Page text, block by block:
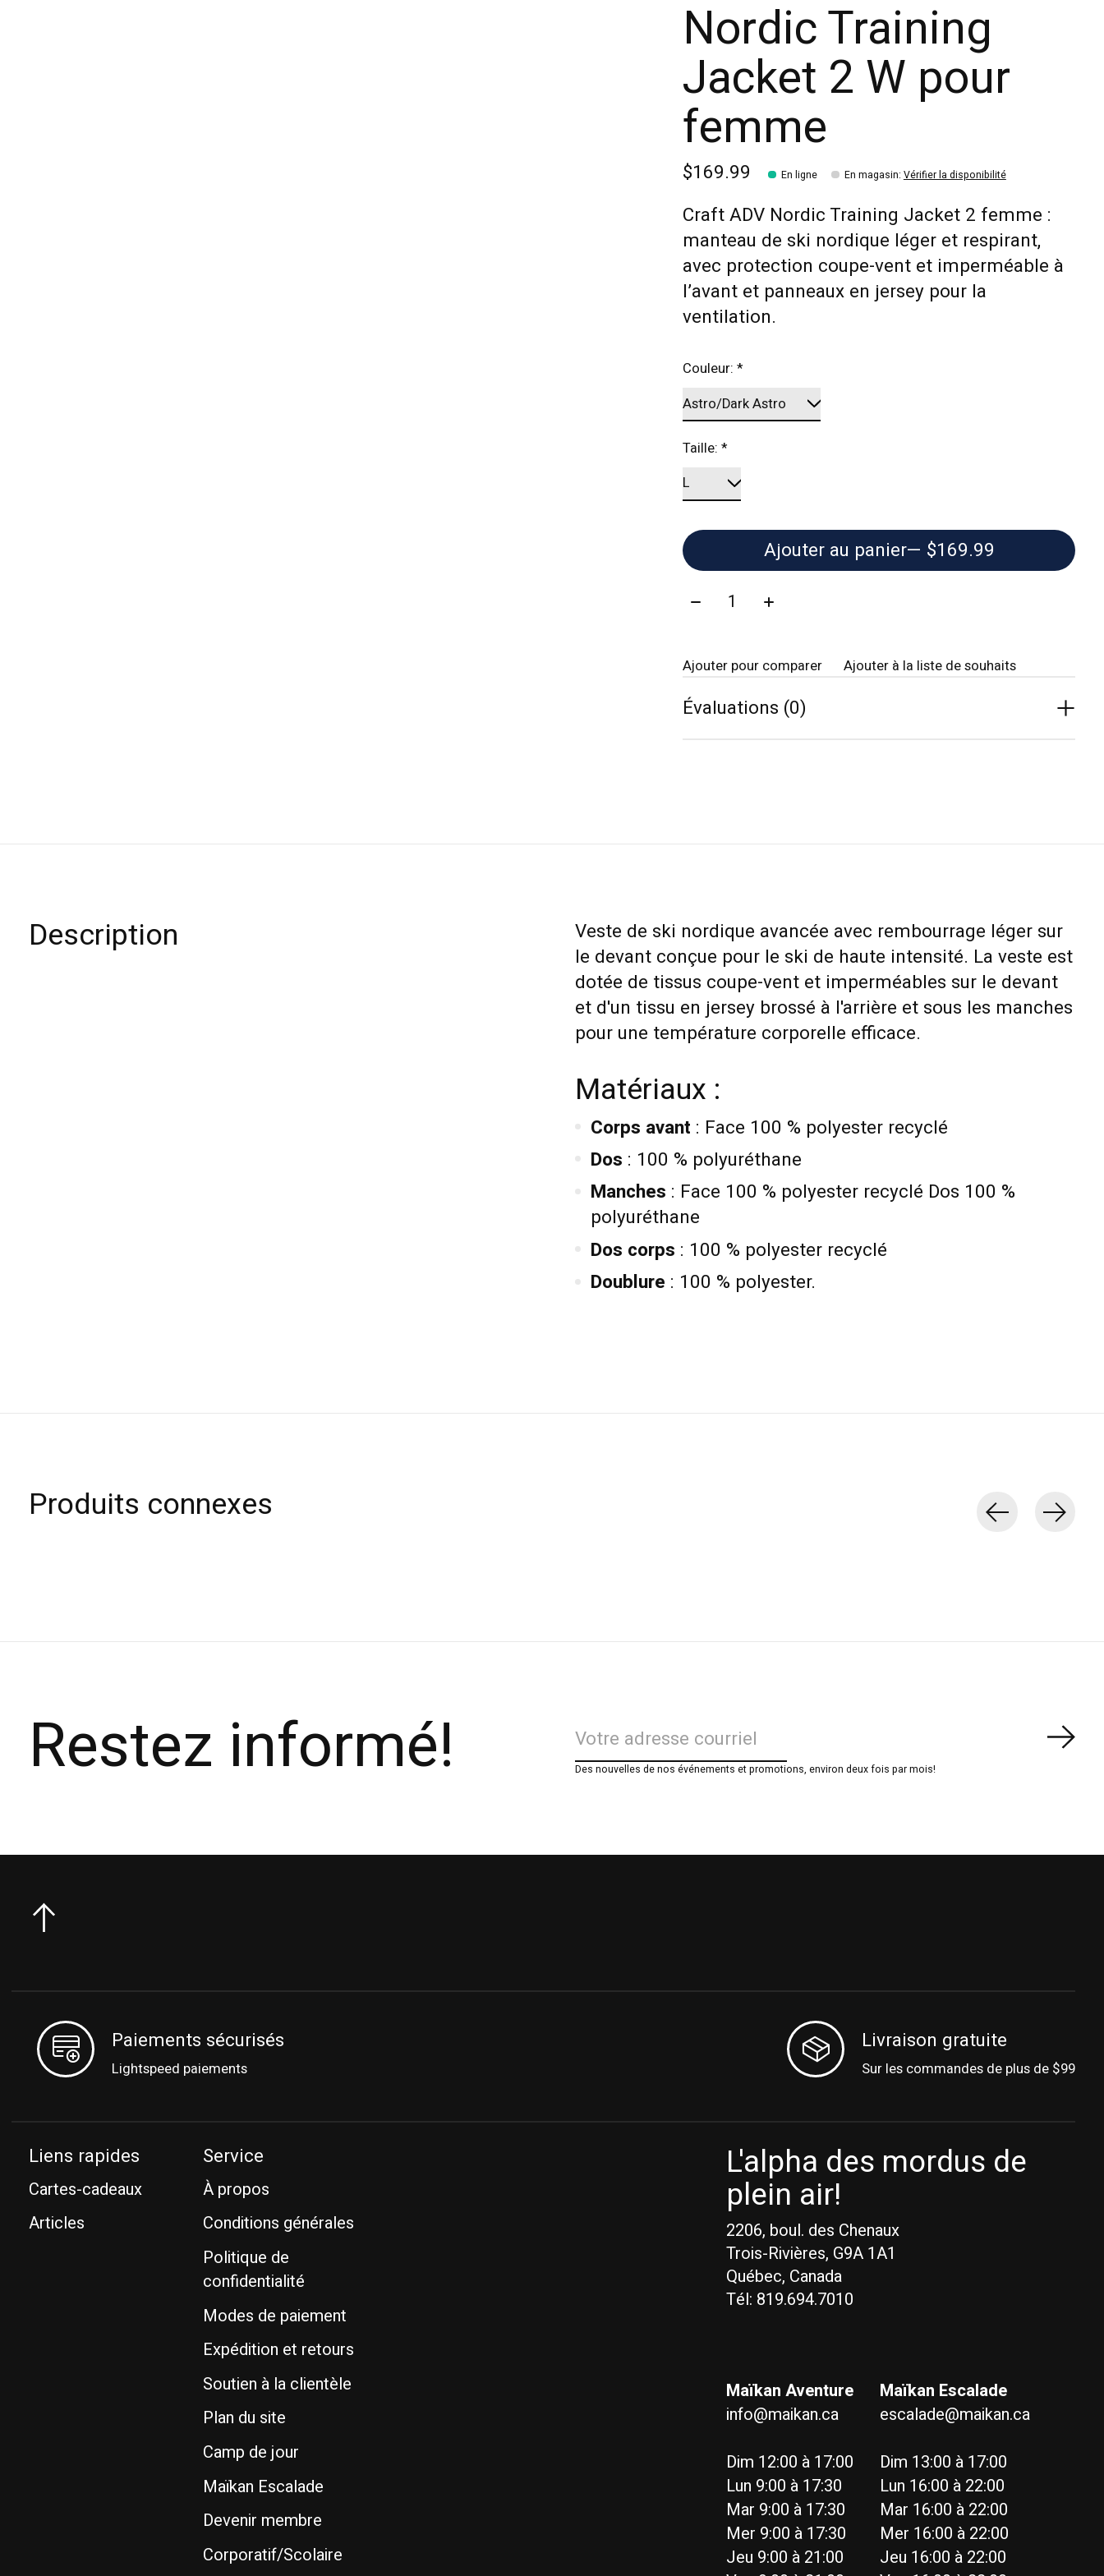
Nordic Training
Jacket 2 W pour
femme
$169.99 En ligne En magasin: Vérifier la disponibilité
Craft ADV Nordic Training Jacket 2 femme :
manteau de ski nordique léger et respirant,
avec protection coupe-vent et imperméable à
l’avant et panneaux en jersey pour la
ventilation.
Couleur:*
Taille:*
Ajouter au panier
— $169.99
Quantité:
Ajouter pour comparer Ajouter à la liste de souhaits
Évaluations (0)
Description
Veste de ski nordique avancée avec rembourrage léger sur
le devant conçue pour le ski de haute intensité. La veste est
dotée de tissus coupe-vent et imperméables sur le devant
et d'un tissu en jersey brossé à l'arrière et sous les manches
pour une température corporelle efficace.
Matériaux :
Corps avant : Face 100 % polyester recyclé
Dos : 100 % polyuréthane
Manches : Face 100 % polyester recyclé Dos 100 %
polyuréthane
Dos corps : 100 % polyester recyclé
Doublure : 100 % polyester.
Produits connexes
Restez informé! Des nouvelles de nos événements et promotions, environ deux fois par mois!
Paiements sécurisés
Lightspeed paiements
Livraison gratuite
Sur les commandes de plus de $99
Liens rapides
Cartes-cadeaux
Articles
Service
À propos
Conditions générales
Politique de
confidentialité
Modes de paiement
Expédition et retours
Soutien à la clientèle
Plan du site
Camp de jour
Maïkan Escalade
Devenir membre
Corporatif/Scolaire
L'alpha des mordus de
plein air!
2206, boul. des Chenaux
Trois-Rivières, G9A 1A1
Québec, Canada
Tél: 819.694.7010
Maïkan Aventure
info@maikan.ca
Dim 12:00 à 17:00
Lun 9:00 à 17:30
Mar 9:00 à 17:30
Mer 9:00 à 17:30
Jeu 9:00 à 21:00
Maïkan Escalade
escalade@maikan.ca
Dim 13:00 à 17:00
Lun 16:00 à 22:00
Mar 16:00 à 22:00
Mer 16:00 à 22:00
Jeu 16:00 à 22:00